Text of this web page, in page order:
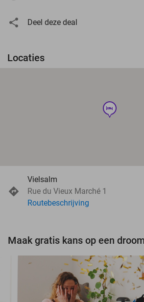
Deel deze deal
Locaties
hotel
Vielsalm
Rue du Vieux Marché 1
Routebeschrijving